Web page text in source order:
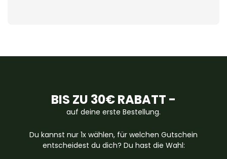
BIS ZU 30€ RABATT -
auf deine erste Bestellung.
Du kannst nur 1x wählen, für welchen Gutschein
entscheidest du dich? Du hast die Wahl: